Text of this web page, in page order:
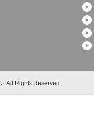
All Rights Reserved.